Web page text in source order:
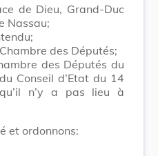
de Dieu, Grand-Duc
Nassau;
des Députés;
des Députés du
Conseil d’Etat du 14
n’y a pas lieu à
et ordonnons: